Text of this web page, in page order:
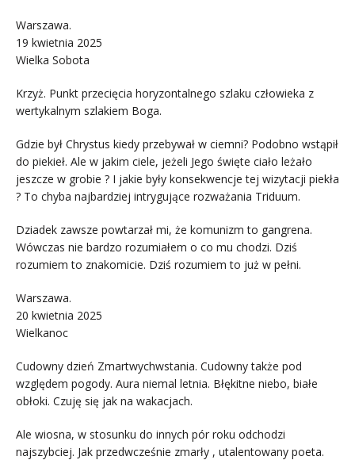
Warszawa.
19 kwietnia 2025
Wielka Sobota
Krzyż. Punkt przecięcia horyzontalnego szlaku człowieka z
wertykalnym szlakiem Boga.
Gdzie był Chrystus kiedy przebywał w ciemni? Podobno wstąpił
do piekieł. Ale w jakim ciele, jeżeli Jego święte ciało leżało
jeszcze w grobie ? I jakie były konsekwencje tej wizytacji piekła
? To chyba najbardziej intrygujące rozważania Triduum.
Dziadek zawsze powtarzał mi, że komunizm to gangrena.
Wówczas nie bardzo rozumiałem o co mu chodzi. Dziś
rozumiem to znakomicie. Dziś rozumiem to już w pełni.
Warszawa.
20 kwietnia 2025
Wielkanoc
Cudowny dzień Zmartwychwstania. Cudowny także pod
względem pogody. Aura niemal letnia. Błękitne niebo, białe
obłoki. Czuję się jak na wakacjach.
Ale wiosna, w stosunku do innych pór roku odchodzi
najszybciej. Jak przedwcześnie zmarły , utalentowany poeta.